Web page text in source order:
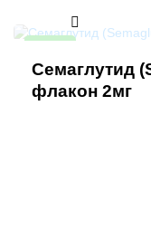
Новинка
Семаглутид
флакон 2мг